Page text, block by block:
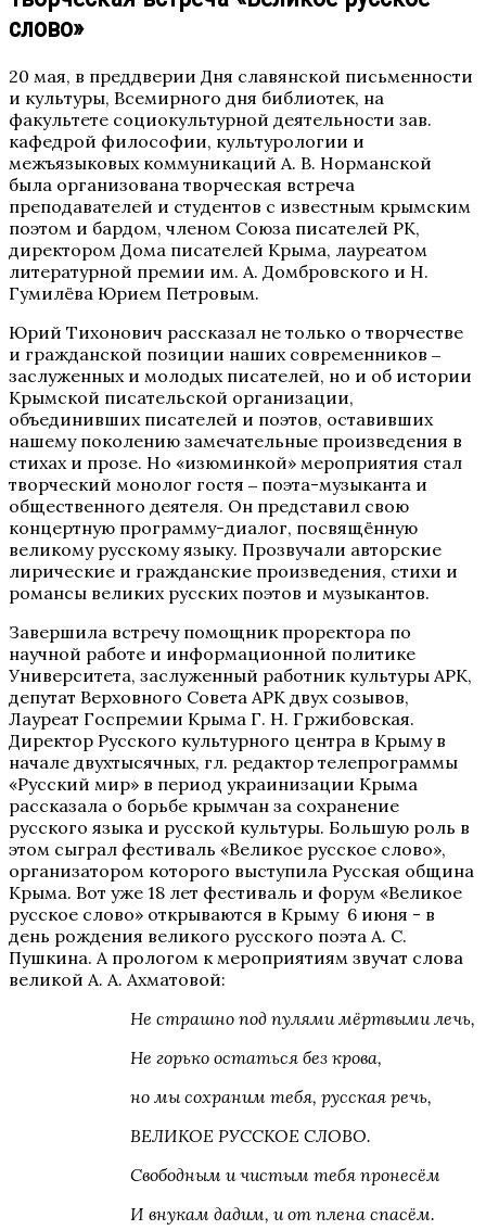
слово»
20 мая, в преддверии Дня славянской письменности
и культуры, Всемирного дня библиотек, на
факультете социокультурной деятельности зав.
кафедрой философии, культурологии и
межъязыковых коммуникаций А. В. Норманской
была организована творческая встреча
преподавателей и студентов с известным крымским
поэтом и бардом, членом Союза писателей РК,
директором Дома писателей Крыма, лауреатом
литературной премии им. А. Домбровского и Н.
Гумилёва Юрием Петровым.
Юрий Тихонович рассказал не только о творчестве
и гражданской позиции наших современников ‒
заслуженных и молодых писателей, но и об истории
Крымской писательской организации,
объединивших писателей и поэтов, оставивших
нашему поколению замечательные произведения в
стихах и прозе. Но «изюминкой» мероприятия стал
творческий монолог гостя ‒ поэта-музыканта и
общественного деятеля. Он представил свою
концертную программу-диалог, посвящённую
великому русскому языку. Прозвучали авторские
лирические и гражданские произведения, стихи и
романсы великих русских поэтов и музыкантов.
Завершила встречу помощник проректора по
научной работе и информационной политике
Университета, заслуженный работник культуры АРК,
депутат Верховного Совета АРК двух созывов,
Лауреат Госпремии Крыма Г. Н. Гржибовская.
Директор Русского культурного центра в Крыму в
начале двухтысячных, гл. редактор телепрограммы
«Русский мир» в период украинизации Крыма
рассказала о борьбе крымчан за сохранение
русского языка и русской культуры. Большую роль в
этом сыграл фестиваль «Великое русское слово»,
организатором которого выступила Русская община
Крыма. Вот уже 18 лет фестиваль и форум «Великое
русское слово» открываются в Крыму 6 июня - в
день рождения великого русского поэта А. С.
Пушкина. А прологом к мероприятиям звучат слова
великой А. А. Ахматовой:
Не страшно под пулями мёртвыми лечь,
Не горько остаться без крова,
но мы сохраним тебя, русская речь,
ВЕЛИКОЕ РУССКОЕ СЛОВО.
Свободным и чистым тебя пронесём
И внукам дадим, и от плена спасём.